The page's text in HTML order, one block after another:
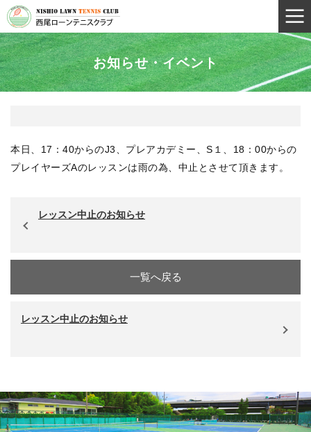
お知らせ・イベント
本日、17：40からのJ3、プレアカデミー、S１、18：00からの
プレイヤーズAのレッスンは雨の為、中止とさせて頂きます。
レッスン中止のお知らせ
一覧へ戻る
レッスン中止のお知らせ